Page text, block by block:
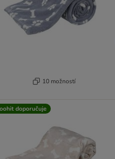
10 možností
doporučuje